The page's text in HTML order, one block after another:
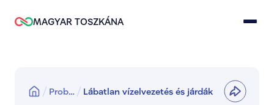
MAGYAR TOSZKÁNA
Prob… Lábatlan vízelvezetés és járdák